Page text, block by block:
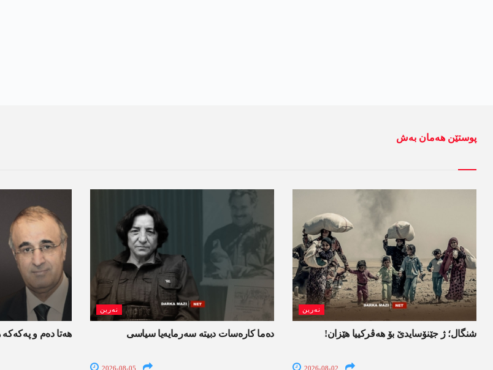
پوستێن ھەمان بەش
ھەتا دەم و
نەرین
ده‌ما کاره‌سات دبیتە سه‌رمایه‌یا سیاسی
2026-08-05
نەرین
شنگال؛ ژ جێنۆسایدێ بۆ هەڤرکییا هێزان!
2026-08-02